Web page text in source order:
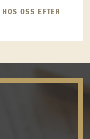
OSS EFTER